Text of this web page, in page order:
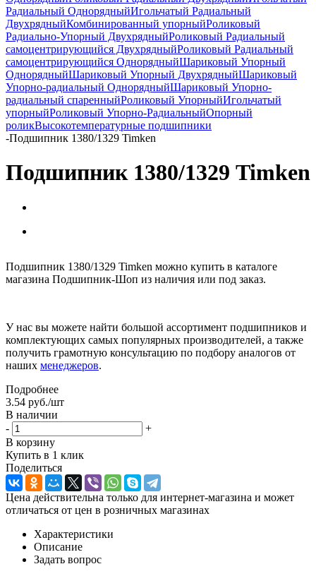
Радиальный ОднорядныйИгольчатый Радиальный
ДвухрядныйКомбинированный упорныйРоликовый
Радиально-Упорный ДвухрядныйРоликовый Радиальный
самоцентрирующийся ДвухрядныйРоликовый Радиальный
самоцентрирующийся ОднорядныйШариковый Упорный
ОднорядныйШариковый Упорный ДвухрядныйШариковый
Упорно-радиальный ОднорядныйШариковый Упорно-
радиальный спаренныйРоликовый УпорныйИгольчатый
упорныйРоликовый Упорно-РадиальныйОпорный
роликВысокотемпературные подшипники
-Подшипник 1380/1329 Timken
Подшипник 1380/1329 Timken
Подшипник 1380/1329 Timken можно купить в каталоге
магазина Подшипник-Шоп из наличия или под заказ.
У нас вы можете найти большой ассортимент подшипников и
комплектующих самых популярных производителей, а также
получить грамотную консультацию по подбору аналогов от
наших менеджеров.
Подробнее
3.54 руб./шт
В наличии
-
+
В корзину
Купить в 1 клик
Поделиться
Цена действительна только для интернет-магазина и может
отличаться от цен в розничных магазинах
Характеристики
Описание
Задать вопрос